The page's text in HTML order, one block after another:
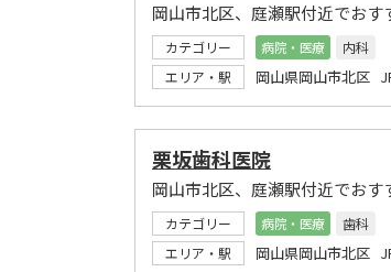
岡山市北区、庭瀬駅付近でおす
カテゴリー 病院・医療
内科
エリア・駅
岡山県岡山市北区
栗坂歯科医院
岡山市北区、庭瀬駅付近でおす
カテゴリー 病院・医療
歯科
エリア・駅
岡山県岡山市北区